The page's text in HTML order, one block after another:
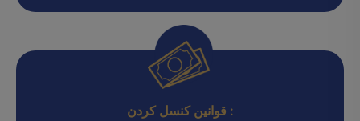
قوانین کنسل کردن :